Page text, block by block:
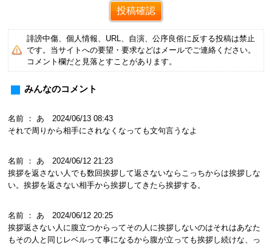
誹謗中傷、個人情報、URL、自演、公序良俗に反する投稿は禁止
です。当サイトへの要望・要求などはメールでご連絡ください。
コメント欄だと見落とすことがあります。
みんなのコメント
名前 ： あ 2024/06/13 08:43
それで周りから相手にされなくなっても文句言うなよ
名前 ： あ 2024/06/12 21:23
挨拶を返さない人でも数回挨拶して返さないならこっちからは挨拶しな
い。挨拶を返さない相手から挨拶してきたら挨拶する。
名前 ： あ 2024/06/12 20:25
挨拶返さない人に腹立つからってその人に挨拶しないのはそれはあなた
もその人と同じレベルって事になるから腹が立っても挨拶し続けな、っ